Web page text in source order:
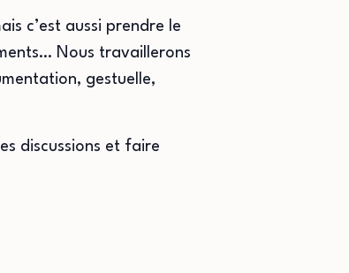
c’est aussi prendre le
Nous travaillerons
gestuelle,
discussions et faire